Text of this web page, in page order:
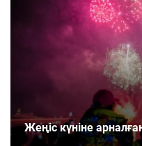
Жеңіс күніне